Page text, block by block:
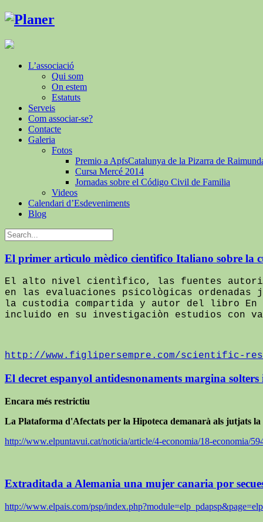
L’associació
Qui som
On estem
Estatuts
Serveis
Com associar-se?
Contacte
Galeria
Fotos
Premio a ApfsCatalunya de la Pizarra de
Cursa Mercé 2014
Jornadas sobre el Código Civil de Familia
Videos
Calendari d’Esdeveniments
Blog
El primer artìculo mèdico cientìfico Italiano sobre la
El alto nivel cientìfico, las fuentes
en las evaluaciones psicològicas
la custodia compartida y autor del libro
incluido en su investigaciòn estudios con
http://www.figlipersempre.com/scientific-
El decret espanyol antidesnonaments margina
Encara més restrictiu
La Plataforma d'Afectats per la Hipoteca demanarà als jutjats la
http://www.elpuntavui.cat/noticia/article/4-economia/18-economia/
Extraditada a Alemania una mujer canaria por
http://www.elpais.com/psp/